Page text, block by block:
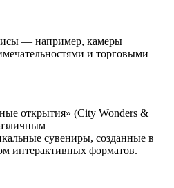
— например, камеры
и торговыми
открытия» (City Wonders &
сувениры, созданные в
интерактивных форматов.